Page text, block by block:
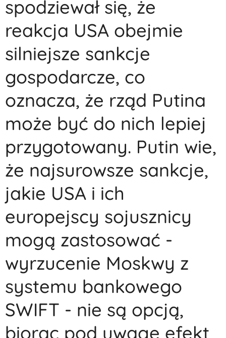
spodziewał się, że
reakcja USA obejmie
silniejsze sankcje
gospodarcze, co
oznacza, że rząd Putina
może być do nich lepiej
przygotowany. Putin wie,
że najsurowsze sankcje,
jakie USA i ich
europejscy sojusznicy
mogą zastosować -
wyrzucenie Moskwy z
systemu bankowego
SWIFT - nie są opcją,
biorąc pod uwagę efekt